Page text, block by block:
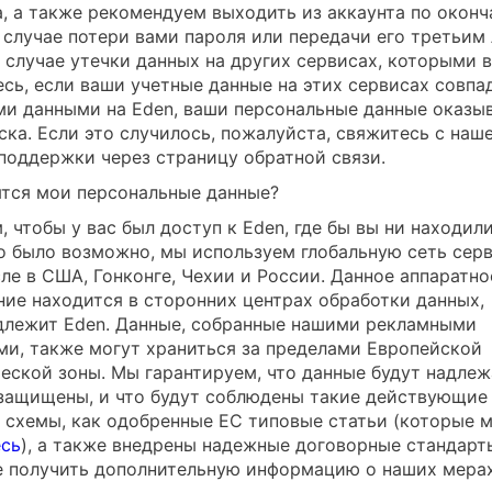
а также рекомендуем выходить из аккаунта по
потери вами пароля или передачи его
утечки данных на других сервисах, которыми
если ваши учетные данные на этих сервисах
данными на Eden, ваши персональные данные
Если это случилось, пожалуйста, свяжитесь с
через страницу обратной связи.
мои персональные данные?
у вас был доступ к Eden, где бы вы ни
было возможно, мы используем глобальную сеть
в США, Гонконге, Чехии и России. Данное
находится в сторонних центрах обработки данных,
Eden. Данные, собранные нашими рекламными
также могут храниться за пределами Европейской
зоны. Мы гарантируем, что данные будут
и что будут соблюдены такие действующие
схемы, как одобренные ЕС типовые статьи (которые
), а также внедрены надежные договорные
получить дополнительную информацию о наших